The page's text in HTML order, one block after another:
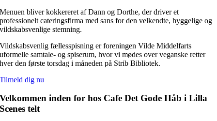
Menuen bliver kokkereret af Dann og Dorthe, der driver et
professionelt cateringsfirma med sans for den velkendte, hyggelige og
vildskabsvenlige stemning.
Vildskabsvenlig fællesspisning er foreningen Vilde Middelfarts
uformelle samtale- og spiserum, hvor vi mødes over veganske retter
hver den første torsdag i måneden på Strib Bibliotek.
Tilmeld dig nu
Velkommen inden for hos Cafe Det Gode Håb i Lilla
Scenes telt